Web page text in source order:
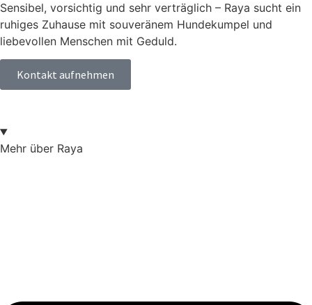
Sensibel, vorsichtig und sehr verträglich – Raya sucht ein
ruhiges Zuhause mit souveränem Hundekumpel und
liebevollen Menschen mit Geduld.
Kontakt aufnehmen
Mehr über Raya